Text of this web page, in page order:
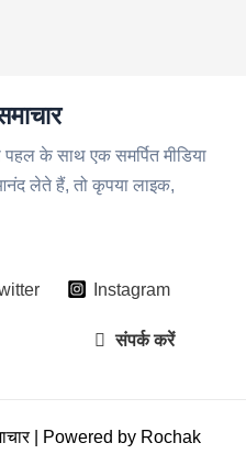
के साथ एक समर्पित मीडिया
लेते हैं, तो कृपया लाइक,
Instagram
संपर्क करें
| Powered by Rochak